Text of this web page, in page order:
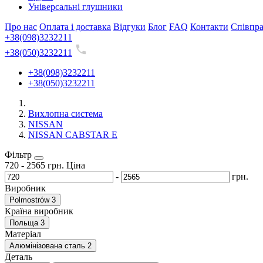
Універсальні глушники
Про нас Оплата і доставка Відгуки Блог FAQ Контакти
+38(098)3232211
+38(050)3232211
+38(098)3232211
+38(050)3232211
Вихлопна система
NISSAN
NISSAN CABSTAR E
Фільтр
720 - 2565 грн. Ціна
-
грн.
Виробник
Polmostrów 3
Країна виробник
Польща 3
Матеріал
Алюмінізована сталь 2
Деталь